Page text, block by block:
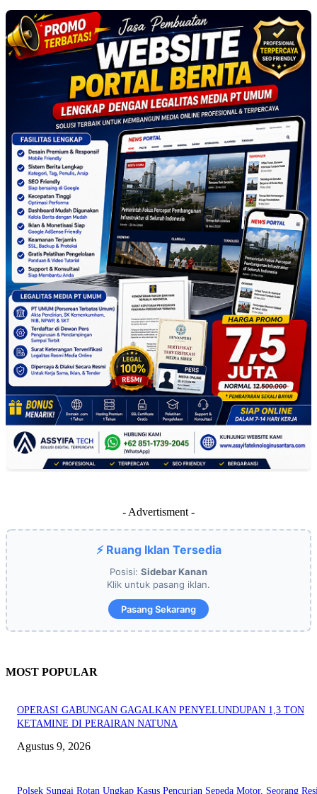
- Advertisment -
⚡ Ruang Iklan Tersedia
Posisi: Sidebar Kanan
Klik untuk pasang iklan.
Pasang Sekarang
MOST POPULAR
OPERASI GABUNGAN GAGALKAN PENYELUNDUPAN 1,3 TON
KETAMINE DI PERAIRAN NATUNA
Agustus 9, 2026
Polsek Sungai Rotan Ungkap Kasus Pencurian Sepeda Motor, Seorang